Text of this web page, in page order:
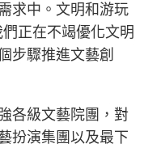
求中。文明和游玩
正在不竭優化文明
步驟推進文藝創
各級文藝院團，對
扮演集團以及最下